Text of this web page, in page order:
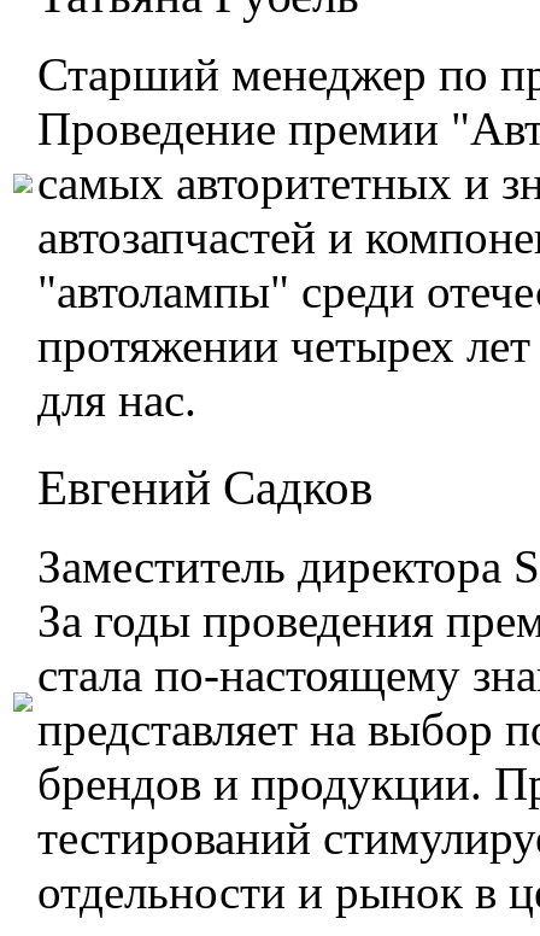
Старший менеджер по
Проведение премии
самых авторитетных и
автозапчастей и
"автолампы" среди
протяжении четырех
для нас.
Евгений Садков
Заместитель директора
За годы проведения
стала по-настоящему
представляет на выбор
брендов и продукции.
тестирований
отдельности и рынок в